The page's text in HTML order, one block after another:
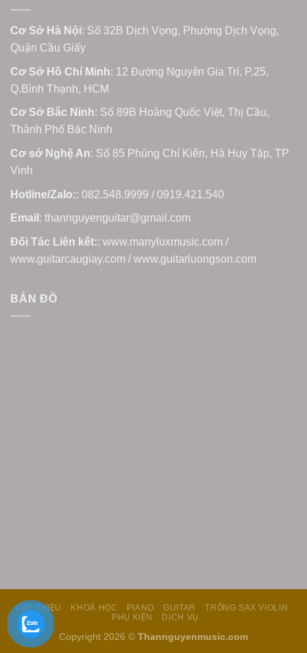
Cơ Sở Hà Nội: Số 32B Dịch Vọng, Phường Dịch Vọng,
Quận Cầu Giấy
Cơ Sở Hồ Chí Minh: 12 Đường Nguyễn Gia Trí, P.25,
Q.Bình Thạnh, HCM
Cơ Sở Bắc Ninh: Số 89B Hoàng Quốc Việt, Thị Cầu,
Thành Phố Bắc Ninh
Cơ sở Nghệ An: Số 85 Phùng Chí Kiên, Hà Huy Tập, TP
Vinh
Hotline/Zalo:: 082.548.9999 / 0919.421.540
Email : thannguyenguitar@gmail.com
Đối Tác Liên kết:: www.manyluxmusic.com /
www.guitarcaugiay.com / www.guitarluongson.com
BẢN ĐỒ
GIỚI THIỆU KHOÁ HỌC PIANO GUITAR
TRỐNG SAX VIOLIN
PHỤ KIỆN
DỊCH VỤ
Copyright 2026 © Thannguyenmusic.com